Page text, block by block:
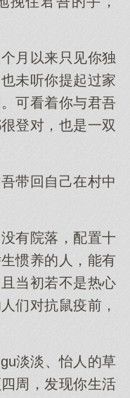
月以来只见你独
未听你提起过家
可看着你与君吾
登对，也是一双
带回自己在村中
有院落，配置十
惯养的人，能有
当初若不是热心
们对抗鼠疫前，
淡淡、怡人的草
周，发现你生活